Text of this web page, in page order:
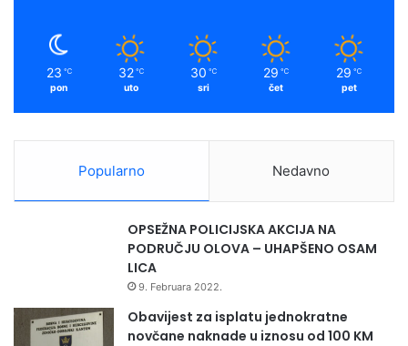
23 ℃
pon
32 ℃
uto
30 ℃
sri
29 ℃
čet
29 ℃
pet
Popularno Nedavno
OPSEŽNA POLICIJSKA AKCIJA NA
PODRUČJU OLOVA – UHAPŠENO OSAM
LICA
9. Februara 2022.
Obavijest za isplatu jednokratne
novčane naknade u iznosu od 100 KM